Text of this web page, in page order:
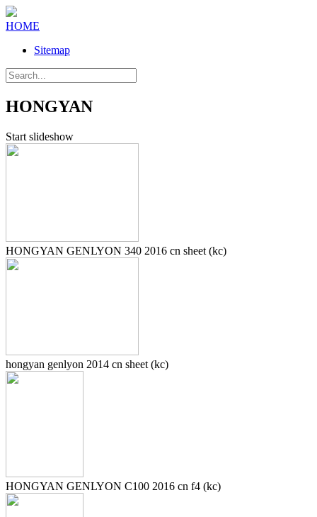
HOME
Sitemap
HONGYAN
Start slideshow
HONGYAN GENLYON 340 2016 cn sheet (kc)
hongyan genlyon 2014 cn sheet (kc)
HONGYAN GENLYON C100 2016 cn f4 (kc)